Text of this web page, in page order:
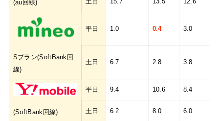
(au回線)
Sプラン(SoftBank回
線)
平日 1.0 0.4 3.0
土日 6.7 2.8 3.8
(SoftBank回線)
平日 9.4 10.6 8.4
土日 6.2 8.0 6.0